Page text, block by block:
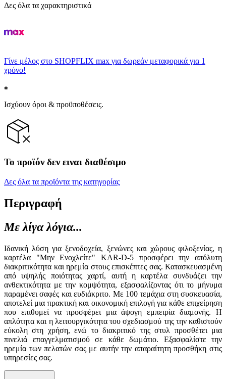
Δες όλα τα χαρακτηριστικά
Γίνε μέλος στο SHOPFLIX max για δωρεάν μεταφορικά για 1
χρόνο!
Ισχύουν όροι & προϋποθέσεις.
Το προϊόν δεν ειναι διαθέσιμο
Δες όλα τα προϊόντα της κατηγορίας
Περιγραφή
Με λίγα λόγια...
Ιδανική λύση για ξενοδοχεία, ξενώνες και χώρους φιλοξενίας, η
καρτέλα "Μην Ενοχλείτε" KAR-D-5 προσφέρει την απόλυτη
διακριτικότητα και ηρεμία στους επισκέπτες σας. Κατασκευασμένη
από υψηλής ποιότητας χαρτί, αυτή η καρτέλα συνδυάζει την
ανθεκτικότητα με την κομψότητα, εξασφαλίζοντας ότι το μήνυμα
παραμένει σαφές και ευδιάκριτο. Με 100 τεμάχια στη συσκευασία,
αποτελεί μια πρακτική και οικονομική επιλογή για κάθε επιχείρηση
που επιθυμεί να προσφέρει μια άψογη εμπειρία διαμονής. Η
απλότητα και η λειτουργικότητα του σχεδιασμού της την καθιστούν
εύκολη στη χρήση, ενώ το διακριτικό της στυλ προσθέτει μια
πινελιά επαγγελματισμού σε κάθε δωμάτιο. Εξασφαλίστε την
ηρεμία των πελατών σας με αυτήν την απαραίτητη προσθήκη στις
υπηρεσίες σας.